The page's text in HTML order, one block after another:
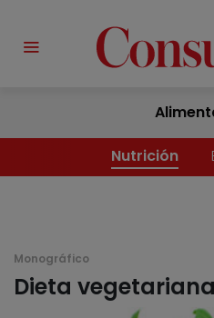
Nutrición
Monográfico
Dieta vegetariana